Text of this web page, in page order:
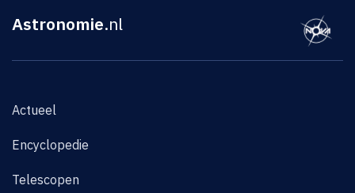
Astronomie.nl
Actueel
Encyclopedie
Telescopen